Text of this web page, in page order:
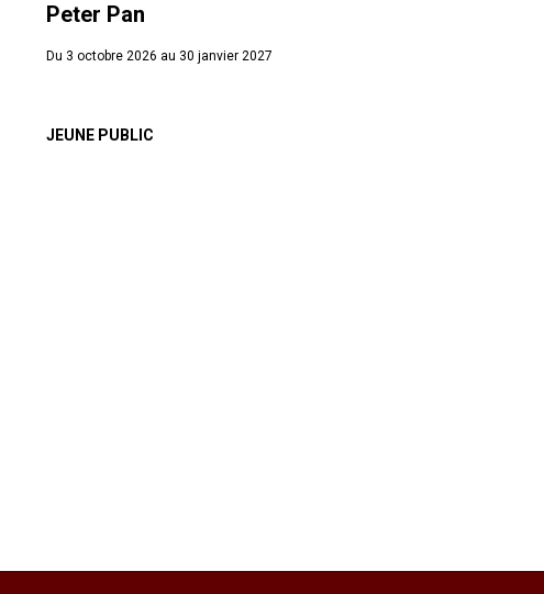
Peter Pan
Du 3 octobre 2026 au 30 janvier 2027
JEUNE PUBLIC